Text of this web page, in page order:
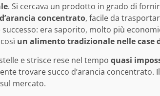
. Si cercava un prodotto in grado di
concentrato, facile da
era saporito, molto più
un alimento tradizionale nelle case
e strisce rese nel tempo quasi
trovare succo d’arancia concentrato.
mercato.